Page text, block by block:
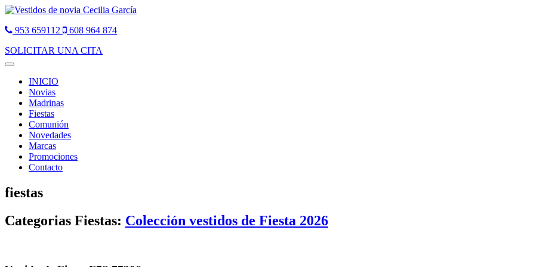
953 659112
608 964 874
SOLICITAR UNA CITA
Toggle
navigationINICIO
Novias
Madrinas
Fiestas
Comunión
Novedades
Marcas
Promociones
Contacto
fiestas
Categorias Fiestas: Colección vestidos de Fiesta 2026